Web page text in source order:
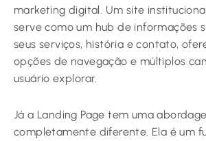
marketing digital. Um site
serve como um hub de informações
seus serviços, história e contato,
opções de navegação e múltiplos
usuário explorar.
Já a Landing Page tem uma
completamente diferente. Ela é um